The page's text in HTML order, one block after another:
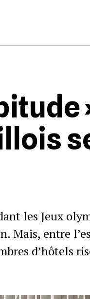
les Jeux
Mais, entre
d’hôtels